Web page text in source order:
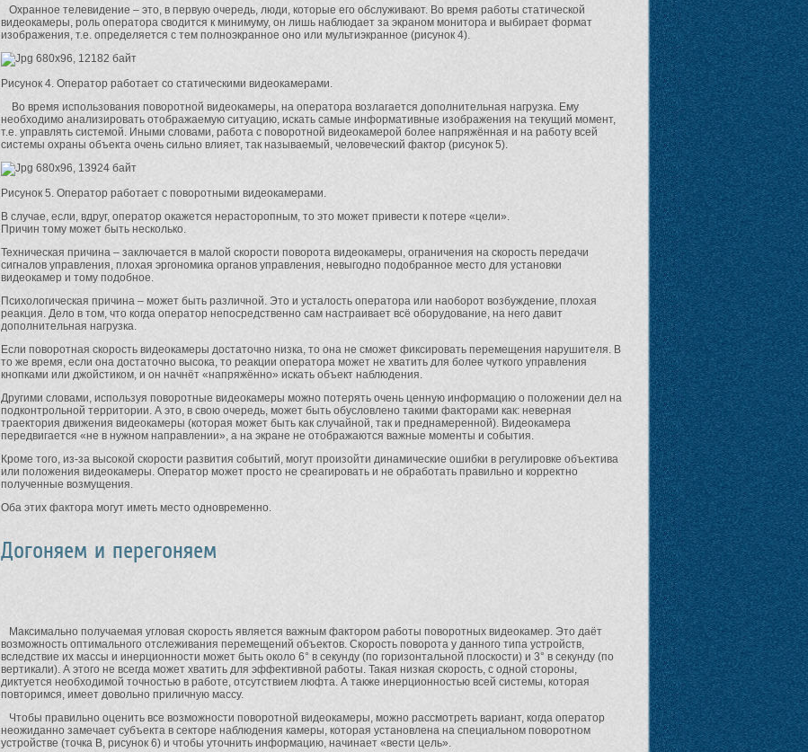
Охранное телевидение – это, в первую очередь, люди, которые его обслуживают. Во время работы статической
видеокамеры, роль оператора сводится к минимуму, он лишь наблюдает за экраном монитора и выбирает формат
изображения, т.е. определяется с тем полноэкранное оно или мультиэкранное (рисунок 4).
Рисунок 4. Оператор работает со статическими видеокамерами.
Во время использования поворотной видеокамеры, на оператора возлагается дополнительная нагрузка. Ему
необходимо анализировать отображаемую ситуацию, искать самые информативные изображения на текущий момент,
т.е. управлять системой. Иными словами, работа с поворотной видеокамерой более напряжённая и на работу всей
системы охраны объекта очень сильно влияет, так называемый, человеческий фактор (рисунок 5).
Рисунок 5. Оператор работает с поворотными видеокамерами.
В случае, если, вдруг, оператор окажется нерасторопным, то это может привести к потере «цели».
Причин тому может быть несколько.
Техническая причина – заключается в малой скорости поворота видеокамеры, ограничения на скорость передачи
сигналов управления, плохая эргономика органов управления, невыгодно подобранное место для установки
видеокамер и тому подобное.
Психологическая причина – может быть различной. Это и усталость оператора или наоборот возбуждение, плохая
реакция. Дело в том, что когда оператор непосредственно сам настраивает всё оборудование, на него давит
дополнительная нагрузка.
Если поворотная скорость видеокамеры достаточно низка, то она не сможет фиксировать перемещения нарушителя. В
то же время, если она достаточно высока, то реакции оператора может не хватить для более чуткого управления
кнопками или джойстиком, и он начнёт «напряжённо» искать объект наблюдения.
Другими словами, используя поворотные видеокамеры можно потерять очень ценную информацию о положении дел на
подконтрольной территории. А это, в свою очередь, может быть обусловлено такими факторами как: неверная
траектория движения видеокамеры (которая может быть как случайной, так и преднамеренной). Видеокамера
передвигается «не в нужном направлении», а на экране не отображаются важные моменты и события.
Кроме того, из-за высокой скорости развития событий, могут произойти динамические ошибки в регулировке объектива
или положения видеокамеры. Оператор может просто не среагировать и не обработать правильно и корректно
полученные возмущения.
Оба этих фактора могут иметь место одновременно.
Догоняем и перегоняем
Максимально получаемая угловая скорость является важным фактором работы поворотных видеокамер. Это даёт
возможность оптимального отслеживания перемещений объектов. Скорость поворота у данного типа устройств,
вследствие их массы и инерционности может быть около 6° в секунду (по горизонтальной плоскости) и 3° в секунду (по
вертикали). А этого не всегда может хватить для эффективной работы. Такая низкая скорость, с одной стороны,
диктуется необходимой точностью в работе, отсутствием люфта. А также инерционностью всей системы, которая
повторимся, имеет довольно приличную массу.
Чтобы правильно оценить все возможности поворотной видеокамеры, можно рассмотреть вариант, когда оператор
неожиданно замечает субъекта в секторе наблюдения камеры, которая установлена на специальном поворотном
устройстве (точка В, рисунок 6) и чтобы уточнить информацию, начинает «вести цель».